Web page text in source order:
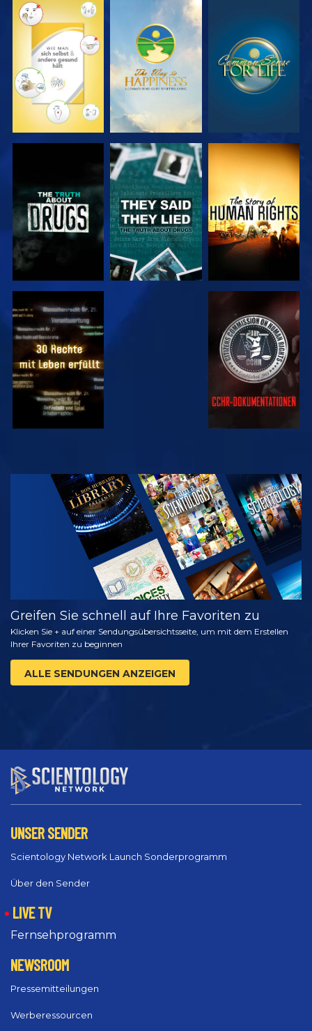
ANSEHEN ANSEHEN ANSEHEN
ANSEHEN ANSEHEN
ANSEHEN ANSEHEN
ANSEHEN
SERIE
ENTDECKEN
Greifen Sie schnell auf Ihre Favoriten zu
Klicken Sie + auf einer Sendungsübersichtsseite, um mit dem Erstellen
Ihrer Favoriten zu beginnen
ALLE SENDUNGEN ANZEIGEN
UNSER SENDER
Scientology Network Launch Sonderprogramm
Über den Sender
LIVE TV
Fernsehprogramm
NEWSROOM
Pressemitteilungen
Werberessourcen